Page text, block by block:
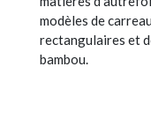
modèles de
rectangulaires et
bambou.